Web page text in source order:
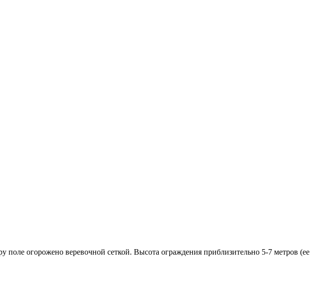
поле огорожено веревочной сеткой. Высота ограждения приблизительно 5-7 метров (ее